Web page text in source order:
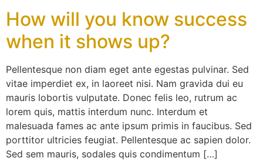
How will you know success
when it shows up?
Pellentesque non diam eget ante egestas pulvinar. Sed
vitae imperdiet ex, in laoreet nisi. Nam gravida dui eu
mauris lobortis vulputate. Donec felis leo, rutrum ac
lorem quis, mattis interdum nunc. Interdum et
malesuada fames ac ante ipsum primis in faucibus. Sed
porttitor ultricies feugiat. Pellentesque ac sapien dolor.
Sed sem mauris, sodales quis condimentum […]